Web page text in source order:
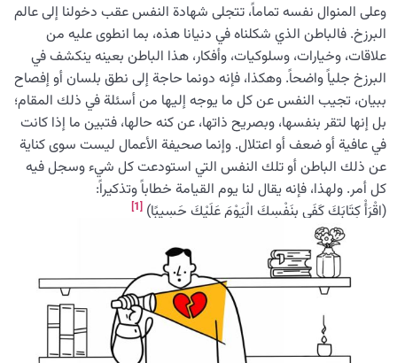
وعلى المنوال نفسه تماماً، تتجلى شهادة النفس عقب دخولنا إلى عالم
البرزخ. فالباطن الذي شكلناه في دنيانا هذه، بما انطوى عليه من
علاقات، وخيارات، وسلوكيات، وأفكار، هذا الباطن بعينه ينكشف في
البرزخ جلياً واضحاً. وهكذا، فإنه دونما حاجة إلى نطق بلسان أو إفصاح
ببيان، تجيب النفس عن كل ما يوجه إليها من أسئلة في ذلك المقام؛
بل إنها لتقر بنفسها، وبصريح ذاتها، عن كنه حالها، فتبين ما إذا كانت
في عافية أو ضعف أو اعتلال. وإنما صحيفة الأعمال ليست سوى كناية
عن ذلك الباطن أو تلك النفس التي استودعت كل شيء وسجل فيه
كل أمر. ولهذا، فإنه يقال لنا يوم القيامة خطاباً وتذكيراً:
(اقْرَأْ كِتَابَكَ كَفَى بِنَفْسِكَ الْيَوْمَ عَلَيْكَ حَسِيبًا) [1]